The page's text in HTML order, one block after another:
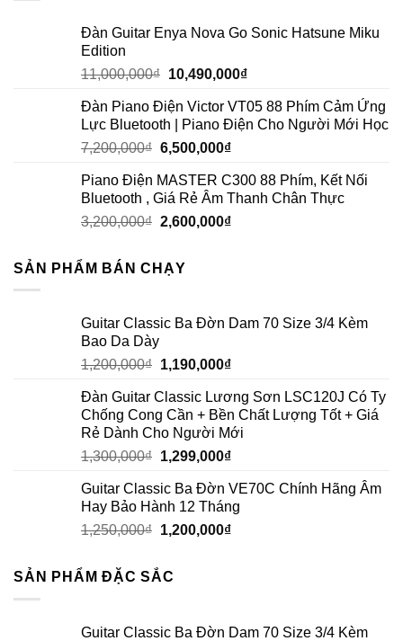
Đàn Guitar Enya Nova Go Sonic Hatsune Miku
Edition
11,000,000₫ 10,490,000₫
Đàn Piano Điện Victor VT05 88 Phím Cảm Ứng
Lực Bluetooth | Piano Điện Cho Người Mới Học
7,200,000₫ 6,500,000₫
Piano Điện MASTER C300 88 Phím, Kết Nối
Bluetooth , Giá Rẻ Âm Thanh Chân Thực
3,200,000₫ 2,600,000₫
SẢN PHẨM BÁN CHẠY
Guitar Classic Ba Đờn Dam 70 Size 3/4 Kèm
Bao Da Dày
1,200,000₫ 1,190,000₫
Đàn Guitar Classic Lương Sơn LSC120J Có Ty
Chống Cong Cần + Bền Chất Lượng Tốt + Giá
Rẻ Dành Cho Người Mới
1,300,000₫ 1,299,000₫
Guitar Classic Ba Đờn VE70C Chính Hãng Âm
Hay Bảo Hành 12 Tháng
1,250,000₫ 1,200,000₫
SẢN PHẨM ĐẶC SẮC
Guitar Classic Ba Đờn Dam 70 Size 3/4 Kèm